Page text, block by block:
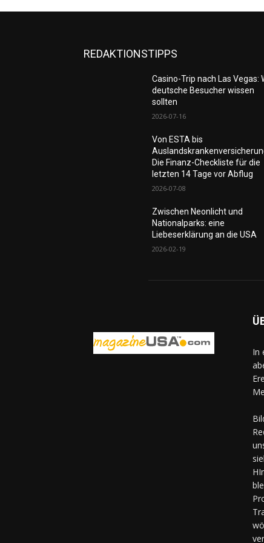
REDAKTIONSTIPPS
Casino-Trip nach Las Vegas:
deutsche Besucher wissen
sollten
2026-07-16
Von ESTA bis
Die Finanz-Checkliste für die
letzten 14 Tage vor Abflug
2026-07-08
Zwischen Neonlicht und
Nationalparks: eine
Liebeserklärung an die USA
2026-02-19
In